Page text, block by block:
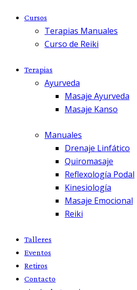
Cursos
Terapias Manuales
Curso de Reiki
Terapias
Ayurveda
Masaje Ayurveda
Masaje Kanso
Manuales
Drenaje Linfático
Quiromasaje
Reflexología Podal
Kinesiología
Masaje Emocional
Reiki
Talleres
Eventos
Retiros
Contacto